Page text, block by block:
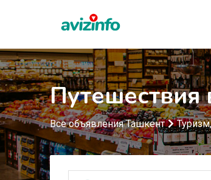
Путешествия
Все объявления Ташкент